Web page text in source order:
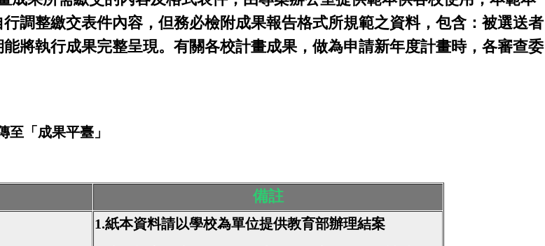
調整繳交表件內容，但務必檢附成果報告格式所規範之資料，包含：被選送者
能將執行成果完整呈現。有關各校計畫成果，做為申請新年度計畫時，各審查委
至「成果平臺」
備註
1.紙本資料請以學校為單位提供教育部辦理結案